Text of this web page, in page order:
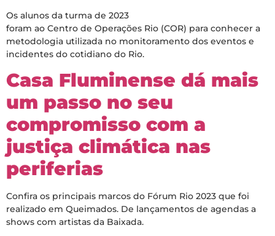
Os alunos da turma de 2023
foram ao Centro de Operações Rio (COR) para conhecer a
metodologia utilizada no monitoramento dos eventos e
incidentes do cotidiano do Rio.
Casa Fluminense dá mais
um passo no seu
compromisso com a
justiça climática nas
periferias
Confira os principais marcos do Fórum Rio 2023 que foi
realizado em Queimados. De lançamentos de agendas a
shows com artistas da Baixada.